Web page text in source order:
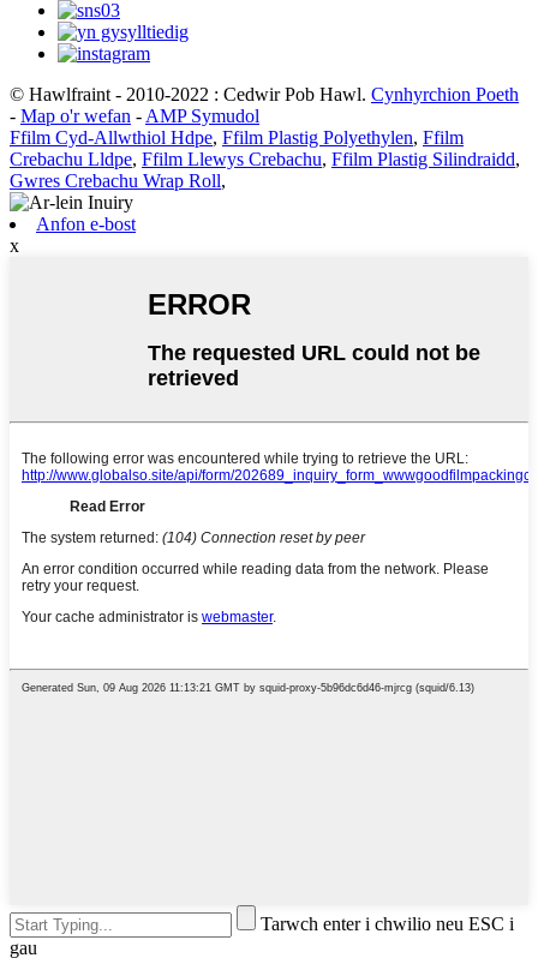
© Hawlfraint - 2010-2022 : Cedwir Pob Hawl. Cynhyrchion Poeth
- Map o'r wefan - AMP Symudol
Ffilm Cyd-Allwthiol Hdpe, Ffilm Plastig Polyethylen, Ffilm
Crebachu Lldpe, Ffilm Llewys Crebachu, Ffilm Plastig Silindraidd,
Gwres Crebachu Wrap Roll,
Anfon e-bost
x
Tarwch enter i chwilio neu ESC i
gau